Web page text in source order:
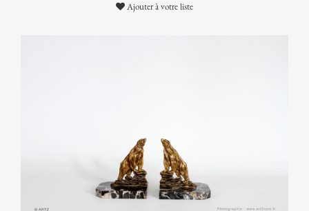
Ajouter à votre liste